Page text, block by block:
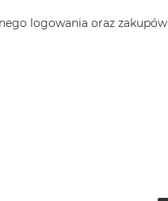
logowania oraz zakupów